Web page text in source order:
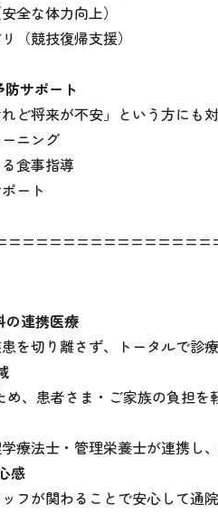
全な体力向上）
（競技復帰支援）
サポート
ど将来が不安」という方にも
ニング
食事指導
ート
連携医療
を切り離さず、トータルで診療
、患者さま・ご家族の負担を
療法士・管理栄養士が連携し
感
フが関わることで安心して通院